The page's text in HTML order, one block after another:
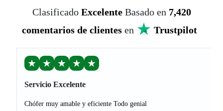
Clasificado Excelente Basado en 7,420
comentarios de clientes en Trustpilot
★ ★ ★ ★ ★
Servicio Excelente
Chófer muy amable y eficiente Todo genial